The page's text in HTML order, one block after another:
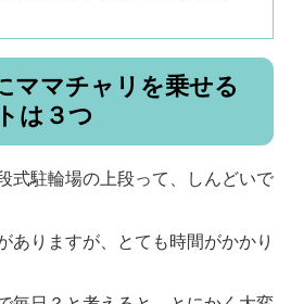
ママチャリを乗せる
は３つ
式駐輪場の上段って、しんどいで
ありますが、とても時間がかかり